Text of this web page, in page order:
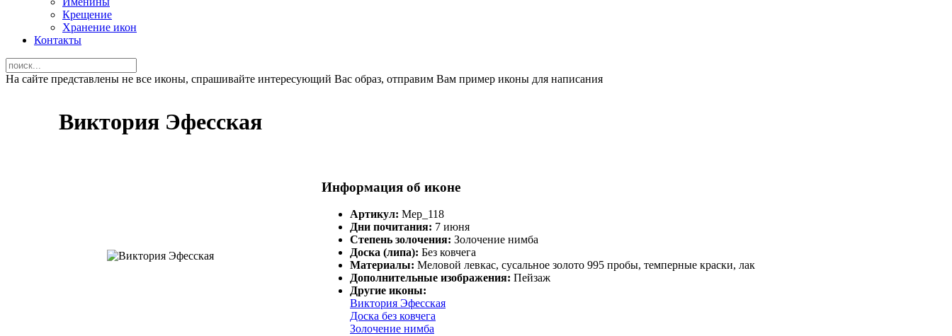
Крещение
Хранение икон
Контакты
На сайте представлены не все иконы, спрашивайте интересующий Вас образ, отправим Вам пример иконы для написания
Виктория Эфесская
Информация об иконе
Артикул: Мер_118
Дни почитания: 7 июня
Степень золочения: Золочение нимба
Доска (липа): Без ковчега
Материалы: Меловой левкас, сусальное золото 995 пробы, темперные краски, лак
Дополнительные изображения: Пейзаж
Другие иконы:
Виктория Эфесская
Доска без ковчега
Золочение нимба